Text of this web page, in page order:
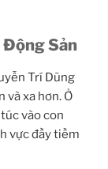
Động Sản
Trí Dũng
và xa hơn. Ở
vào con
vực đầy tiềm